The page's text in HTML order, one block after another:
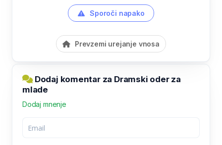
Sporoči napako
Prevzemi urejanje vnosa
Dodaj komentar za Dramski oder za
mlade
Dodaj mnenje